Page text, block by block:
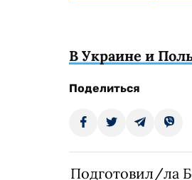
В Украине и
Поделиться
Подготовил/ла